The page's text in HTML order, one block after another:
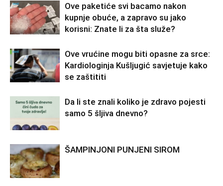
Ove paketiće svi bacamo nakon
kupnje obuće, a zapravo su jako
korisni: Znate li za šta služe?
Ove vrućine mogu biti opasne za srce:
Kardiologinja Kušljugić savjetuje kako
se zaštititi
Da li ste znali koliko je zdravo pojesti
samo 5 šljiva dnevno?
ŠAMPINJONI PUNJENI SIROM